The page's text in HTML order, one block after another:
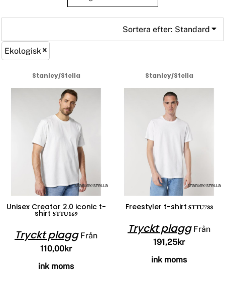
Sortera efter: Standard
Ekologisk
Stanley/Stella
Unisex Creator 2.0 iconic t-
shirt STTU169
Tryckt plaggFrån
110,00kr
ink moms
Stanley/Stella
Freestyler t-shirt STTU788
Tryckt plaggFrån
191,25kr
ink moms